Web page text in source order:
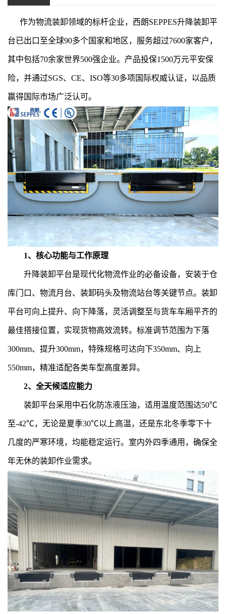
作为物流装卸领域的标杆企业，西朗SEPPES升降装卸平
台已出口至全球90多个国家和地区，服务超过7600家客户，
其中包括70余家世界500强企业。产品投保1500万元平安保
险，并通过SGS、CE、ISO等30多项国际权威认证，以品质
赢得国际市场广泛认可。
1、核心功能与工作原理
升降装卸平台是现代化物流作业的必备设备，安装于仓
库门口、物流月台、装卸码头及物流站台等关键节点。装卸
平台可向上提升、向下降落，灵活调整至与货车车厢平齐的
最佳搭接位置，实现货物高效流转。标准调节范围为下落
300mm、提升300mm，特殊规格可达向下350mm、向上
550mm，精准适配各类车型高度差异。
2、全天候适应能力
装卸平台采用中石化防冻液压油，适用温度范围达50℃
至-42℃，无论是夏季30℃以上高温，还是东北冬季零下十
几度的严寒环境，均能稳定运行。室内外四季通用，确保全
年无休的装卸作业需求。